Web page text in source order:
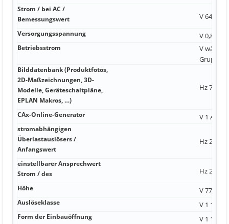
Strom / bei AC /
Bemessungswert
V 64 mm
Versorgungsspannung V 0,85 ...
Betriebsstrom
V
Gruppen
Bilddatenbank (Produktfotos,
2D-Maßzeichnungen, 3D-
Modelle, Geräteschaltpläne,
EPLAN Makros, …)
Hz 70
CAx-Online-Generator V 1 A
stromabhängigen
Überlastauslösers /
Anfangswert
Hz 24 V
einstellbarer Ansprechwert
Strom / des
Hz 24 V -
Höhe V 77 kg/
Auslöseklasse V 1 11,5 A
Form der Einbauöffnung V 1 12,4 A